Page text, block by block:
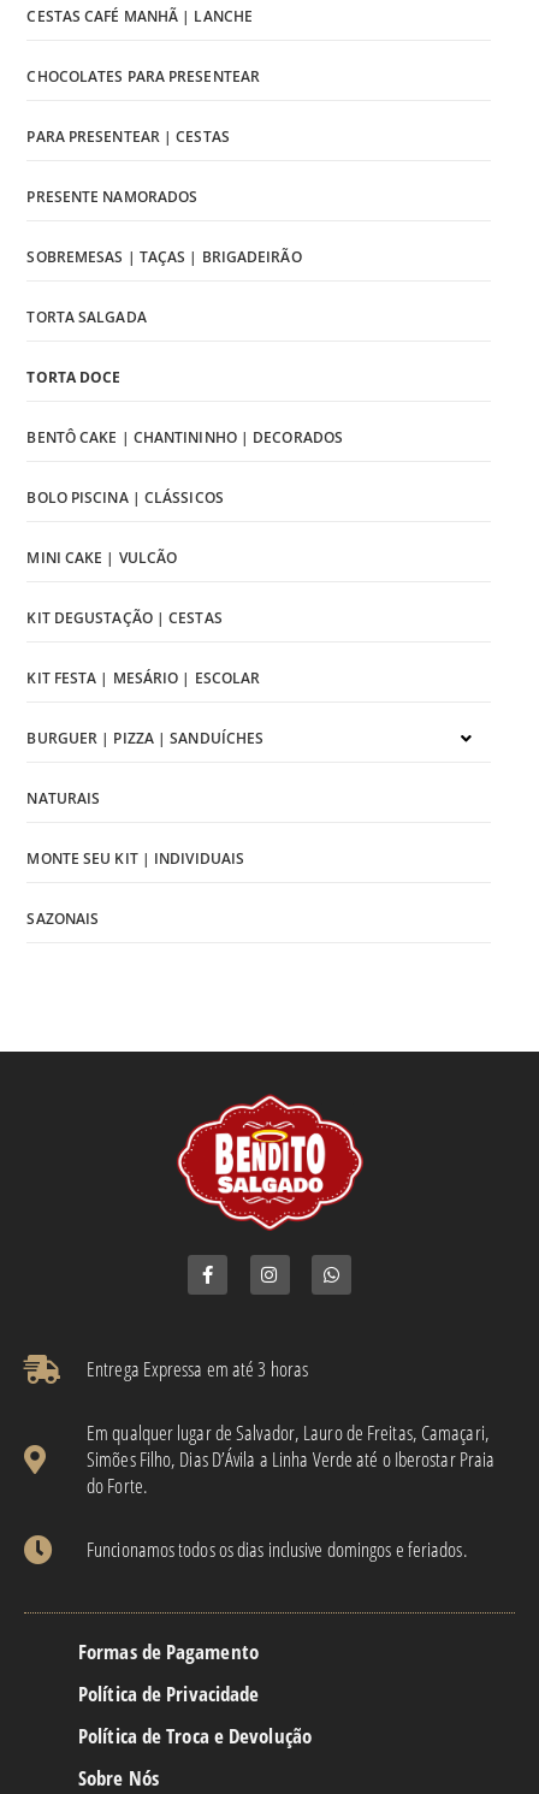
CESTAS CAFÉ MANHÃ | LANCHE
CHOCOLATES PARA PRESENTEAR
PARA PRESENTEAR | CESTAS
PRESENTE NAMORADOS
SOBREMESAS | TAÇAS | BRIGADEIRÃO
TORTA SALGADA
TORTA DOCE
BENTÔ CAKE | CHANTININHO | DECORADOS
BOLO PISCINA | CLÁSSICOS
MINI CAKE | VULCÃO
KIT DEGUSTAÇÃO | CESTAS
KIT FESTA | MESÁRIO | ESCOLAR
BURGUER | PIZZA | SANDUÍCHES
NATURAIS
MONTE SEU KIT | INDIVIDUAIS
SAZONAIS
Entrega Expressa em até 3 horas​
Em qualquer lugar de Salvador, Lauro de Freitas, Camaçari,
Simões Filho, Dias D’Ávila a Linha Verde até o Iberostar Praia
do Forte.
Funcionamos todos os dias inclusive domingos e feriados.
Formas de Pagamento
Política de Privacidade
Política de Troca e Devolução
Sobre Nós